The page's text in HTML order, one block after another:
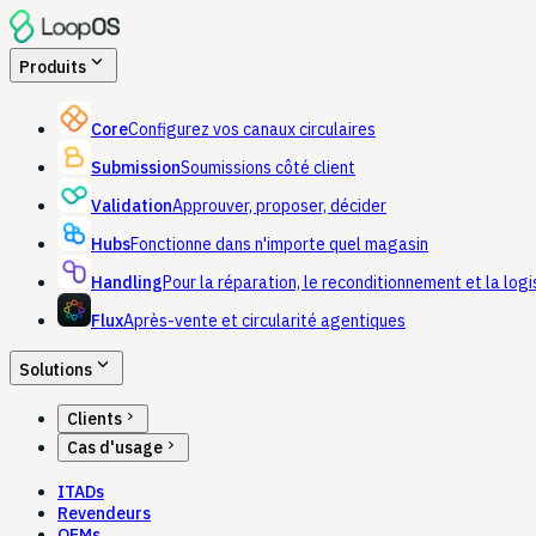
Produitsexpand_more
CoreConfigurez vos canaux circulaires
SubmissionSoumissions côté client
ValidationApprouver, proposer, décider
HubsFonctionne dans n'importe quel magasin
HandlingPour la réparation, le reconditionnement et la
FluxAprès-vente et circularité agentiques
Solutionsexpand_more
Clients chevron_right
Cas d'usage chevron_right
ITADs
Revendeurs